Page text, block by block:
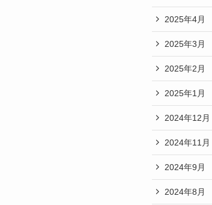
2025年4月
2025年3月
2025年2月
2025年1月
2024年12月
2024年11月
2024年9月
2024年8月